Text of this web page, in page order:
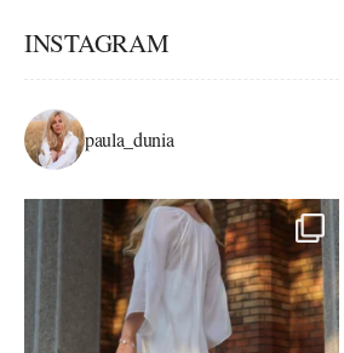
INSTAGRAM
paula_dunia